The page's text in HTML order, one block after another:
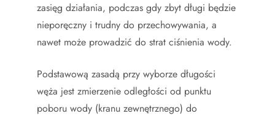
zasięg działania, podczas gdy zbyt długi będzie
nieporęczny i trudny do przechowywania, a
nawet może prowadzić do strat ciśnienia wody.
Podstawową zasadą przy wyborze długości
węża jest zmierzenie odległości od punktu
poboru wody (kranu zewnętrznego) do